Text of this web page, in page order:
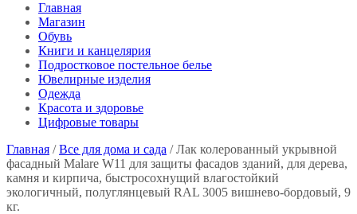
Главная
Магазин
Обувь
Книги и канцелярия
Подростковое постельное белье
Ювелирные изделия
Одежда
Красота и здоровье
Цифровые товары
Главная /Все для дома и сада / Лак колерованный укрывной
фасадный Malare W11 для защиты фасадов зданий, для дерева,
камня и кирпича, быстросохнущий влагостойкий
экологичный, полуглянцевый RAL 3005 вишнево-бордовый, 9
кг.